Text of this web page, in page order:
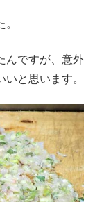
んですが、意外
と思います。